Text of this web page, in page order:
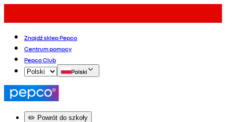
Znajdź sklep Pepco
Centrum pomocy
Pepco Club
Polski
✏️ Powrót do szkoły